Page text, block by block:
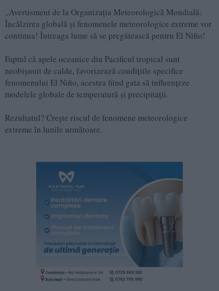
„Avertisment de la Organizația Meteorologică Mondială:
Încălzirea globală și fenomenele meteorologice extreme vor
continua! Întreaga lume să se pregătească pentru El Niño!
Faptul că apele oceanice din Pacificul tropical sunt
neobișnuit de calde, favorizează condițiile specifice
fenomenului El Niño, acestea fiind gata să influențeze
modelele globale de temperatură și precipitații.
Rezultatul? Crește riscul de fenomene meteorologice
extreme în lunile următoare.